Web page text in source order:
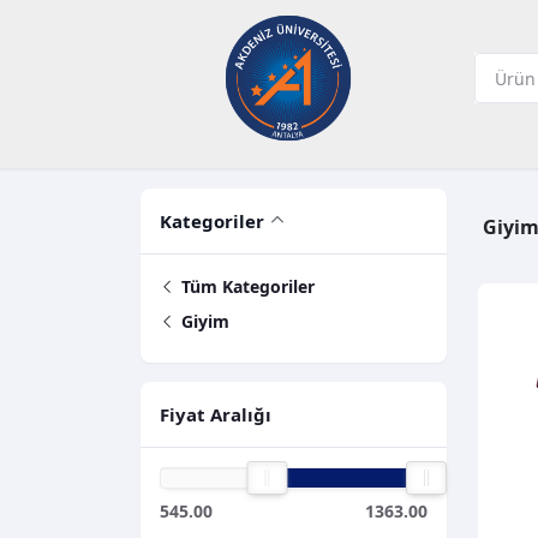
Kategoriler
Tüm Kategoriler
Giyim
Fiyat Aralığı
545.00 1363.00
Giyim